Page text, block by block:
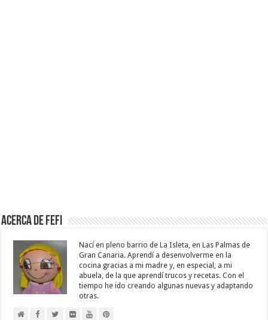
Acerca de Fefi
Nací en pleno barrio de La Isleta, en Las Palmas de
Gran Canaria. Aprendí a desenvolverme en la
cocina gracias a mi madre y, en especial, a mi
abuela, de la que aprendí trucos y recetas. Con el
tiempo he ido creando algunas nuevas y adaptando
otras.